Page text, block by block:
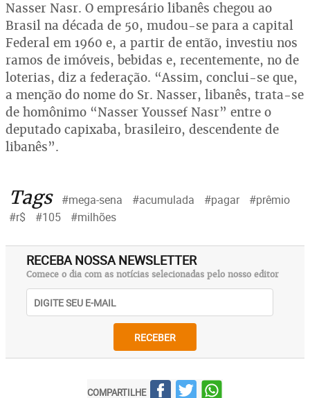
Nasser Nasr. O empresário libanês chegou ao
Brasil na década de 50, mudou-se para a capital
Federal em 1960 e, a partir de então, investiu nos
ramos de imóveis, bebidas e, recentemente, no de
loterias, diz a federação. “Assim, conclui-se que,
a menção do nome do Sr. Nasser, libanês, trata-se
de homônimo “Nasser Youssef Nasr” entre o
deputado capixaba, brasileiro, descendente de
libanês”.
Tags #mega-sena #acumulada #pagar
#prêmio
#r$
#105 #milhões
RECEBA NOSSA NEWSLETTER
Comece o dia com as notícias selecionadas pelo nosso editor
RECEBER
COMPARTILHE